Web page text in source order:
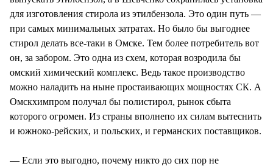
для изготовления стирола из этилбензола. Это один путь —
при самых минимальных затратах. Но было бы выгоднее
стирол делать все-таки в Омске. Тем более потребитель вот
он, за забором. Это одна из схем, которая возродила бы
омский химический комплекс. Ведь такое производство
можно наладить на ныне простаивающих мощностях СК. А
Омскхимпром получал бы полистирол, рынок сбыта
которого огромен. Из страны вполнепо их силам вытеснить
и южноко-рейских, и польских, и германских поставщиков.
— Если это выгодно, почему никто до сих пор не